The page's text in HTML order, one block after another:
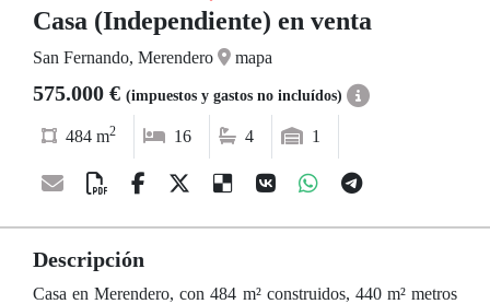
Casa (Independiente) en venta
San Fernando, Merendero mapa
575.000 € (impuestos y gastos no incluídos)
484 m2 16 4 1
Descripción
Casa en Merendero, con 484 m² construidos, 440 m² metros